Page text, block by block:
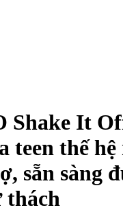
Shake It
teen thế
sẵn sàng
thách